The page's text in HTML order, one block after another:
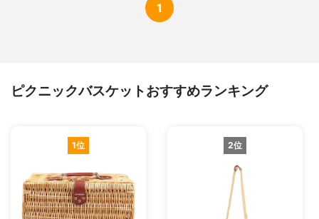
1
ピクニックバスケットおすすめランキング
1位 2位